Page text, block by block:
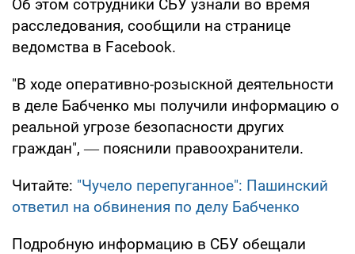
Об этом сотрудники СБУ узнали во время
расследования, сообщили на странице
ведомства в Facebook.
"В ходе оперативно-розыскной деятельности
в деле Бабченко мы получили информацию о
реальной угрозе безопасности других
граждан", ― пояснили правоохранители.
Читайте: "Чучело перепуганное": Пашинский
ответил на обвинения по делу Бабченко
Подробную информацию в СБУ обещали